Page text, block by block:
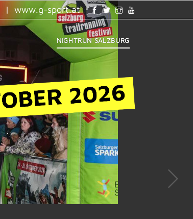
| www.g-sport.at
NIGHTRUN SALZBURG